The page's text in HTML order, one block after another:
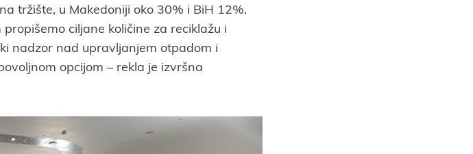
tržište, u Makedoniji oko 30% i BiH 12%.
ciljane količine za reciklažu i
nadzor nad upravljanjem otpadom i
opcijom – rekla je izvršna